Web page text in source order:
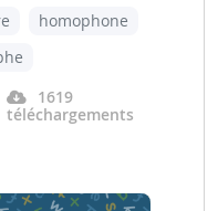
homophone
1619
téléchargements